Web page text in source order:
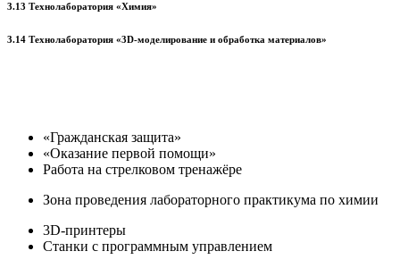
3.13 Технолаборатория «Химия»
3.14 Технолаборатория «3D-моделирование и обработка материалов»
«Гражданская защита»
«Оказание первой помощи»
Работа на стрелковом тренажёре
Зона проведения лабораторного практикума по химии
3D-принтеры
Станки с программным управлением